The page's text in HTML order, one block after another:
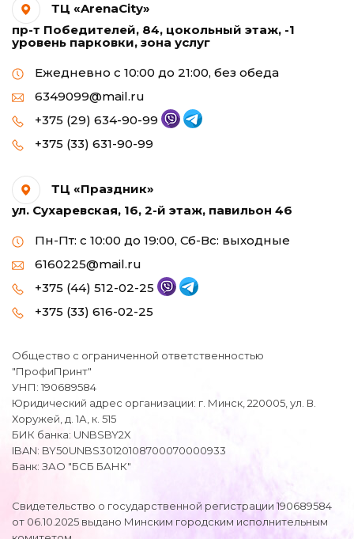
ТЦ «ArenaCity»
пр-т Победителей, 84, цокольный этаж, -1
уровень парковки, зона услуг
Ежедневно с 10:00 до 21:00, без обеда
6349099@mail.ru
+375 (29) 634-90-99
+375 (33) 631-90-99
ТЦ «Праздник»
ул. Сухаревская, 16, 2-й этаж, павильон 46
Пн-Пт: с 10:00 до 19:00, Сб-Вс: выходные
6160225@mail.ru
+375 (44) 512-02-25
+375 (33) 616-02-25
Общество с ограниченной ответственностью
"ПрофиПринт"
УНП: 190689584
Юридический адрес организации: г. Минск, 220005, ул. В.
Хоружей, д. 1А, к. 515
БИК банка: UNBSBY2X
IBAN: BY50UNBS30120108700070000933
Банк: ЗАО "БСБ БАНК"
Свидетельство о государственной регистрации 190689584
от 06.10.2025 выдано Минским городским исполнительным